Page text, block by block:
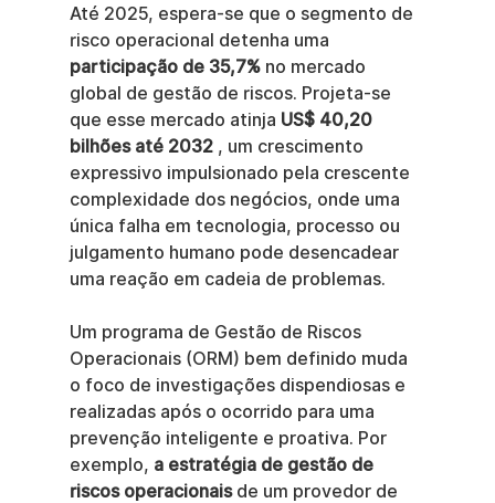
Até 2025, espera-se que o segmento de
risco operacional detenha uma
participação de 35,7% no mercado
global de gestão de riscos. Projeta-se
que esse mercado atinja US$ 40,20
bilhões até 2032 , um crescimento
expressivo impulsionado pela crescente
complexidade dos negócios, onde uma
única falha em tecnologia, processo ou
julgamento humano pode desencadear
uma reação em cadeia de problemas.
Um programa de Gestão de Riscos
Operacionais (ORM) bem definido muda
o foco de investigações dispendiosas e
realizadas após o ocorrido para uma
prevenção inteligente e proativa. Por
exemplo, a estratégia de gestão de
riscos operacionais de um provedor de